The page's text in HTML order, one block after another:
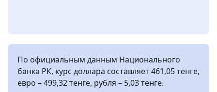
По официальным данным Национального
банка РК, курс доллара составляет 461,05 тенге,
евро – 499,32 тенге, рубля – 5,03 тенге.